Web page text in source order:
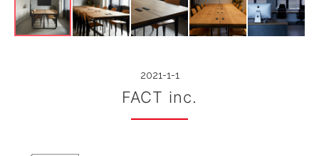
2021-1-1
FACT inc.
or